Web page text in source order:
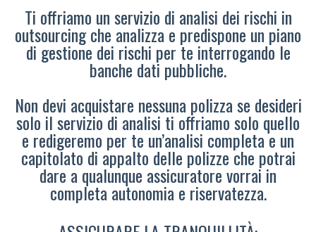
Ti offriamo un servizio di analisi dei rischi in
outsourcing che analizza e predispone un piano
di gestione dei rischi per te interrogando le
banche dati pubbliche.
Non devi acquistare nessuna polizza se desideri
solo il servizio di analisi ti offriamo solo quello
e redigeremo per te un’analisi completa e un
capitolato di appalto delle polizze che potrai
dare a qualunque assicuratore vorrai in
completa autonomia e riservatezza.